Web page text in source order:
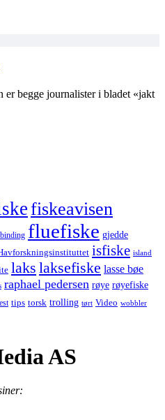
begge journalister i bladet «jakt
fiskeavisen
fluefiske gjedde
isfiske island
laks laksefiske lasse bøe
raphael pedersen røye røyefiske
tips torsk trolling tørt Video wobbler
AS